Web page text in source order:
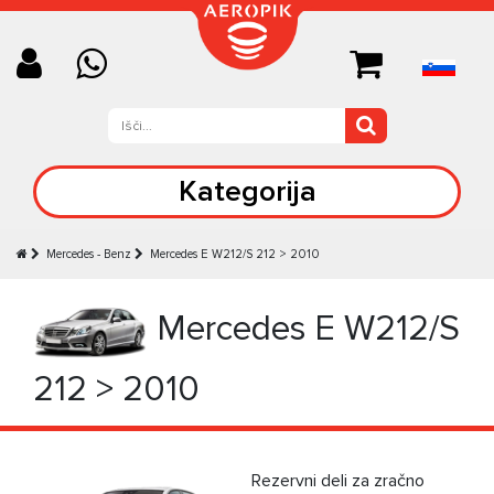
Kategorija
Mercedes - Benz Mercedes E W212/S 212 > 2010
Mercedes E W212/S
212 > 2010
Rezervni deli za zračno